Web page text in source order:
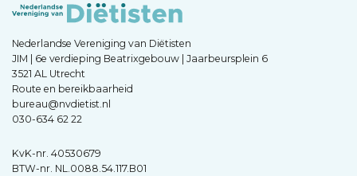
Nederlandse Vereniging van Diëtisten
JIM | 6e verdieping Beatrixgebouw | Jaarbeursplein 6
3521 AL Utrecht
Route en bereikbaarheid
bureau@nvdietist.nl
030-634 62 22
KvK-nr. 40530679
BTW-nr. NL.0088.54.117.B01